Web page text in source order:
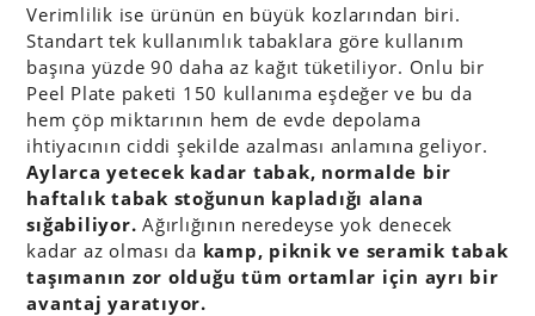
Verimlilik ise ürünün en büyük kozlarından biri.
Standart tek kullanımlık tabaklara göre kullanım
başına yüzde 90 daha az kağıt tüketiliyor. Onlu bir
Peel Plate paketi 150 kullanıma eşdeğer ve bu da
hem çöp miktarının hem de evde depolama
ihtiyacının ciddi şekilde azalması anlamına geliyor.
Aylarca yetecek kadar tabak, normalde bir
haftalık tabak stoğunun kapladığı alana
sığabiliyor. Ağırlığının neredeyse yok denecek
kadar az olması da kamp, piknik ve seramik tabak
taşımanın zor olduğu tüm ortamlar için ayrı bir
avantaj yaratıyor.